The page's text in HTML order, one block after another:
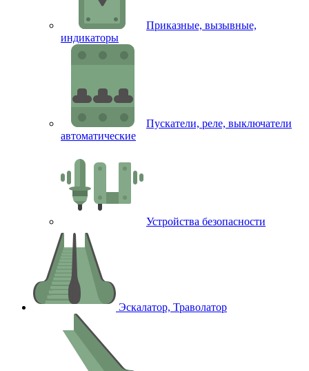
Приказные, вызывные,
индикаторы
Пускатели, реле, выключатели
автоматические
Устройства безопасности
Эскалатор, Траволатор